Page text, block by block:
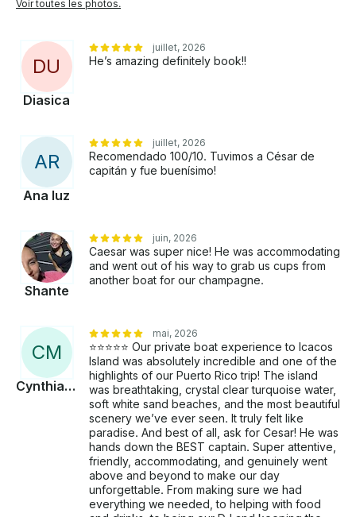
Voir toutes les photos.
DU
Diasica
juillet, 2026
He’s amazing definitely book!!
AR
Ana luz
juillet, 2026
Recomendado 100/10. Tuvimos a César de
capitán y fue buenísimo!
Shante
juin, 2026
Caesar was super nice! He was accommodating
and went out of his way to grab us cups from
another boat for our champagne.
CM
Cynthia Elisa
mai, 2026
⭐⭐⭐⭐⭐ Our private boat experience to Icacos
Island was absolutely incredible and one of the
highlights of our Puerto Rico trip! The island
was breathtaking, crystal clear turquoise water,
soft white sand beaches, and the most beautiful
scenery we’ve ever seen. It truly felt like
paradise. And best of all, ask for Cesar! He was
hands down the BEST captain. Super attentive,
friendly, accommodating, and genuinely went
above and beyond to make our day
unforgettable. From making sure we had
everything we needed, to helping with food